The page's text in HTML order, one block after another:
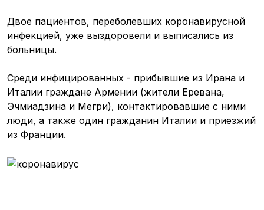
Двое пациентов, переболевших коронавирусной
инфекцией, уже выздоровели и выписались из
больницы.
Среди инфицированных - прибывшие из Ирана и
Италии граждане Армении (жители Еревана,
Эчмиадзина и Мегри), контактировавшие с ними
люди, а также один гражданин Италии и приезжий
из Франции.